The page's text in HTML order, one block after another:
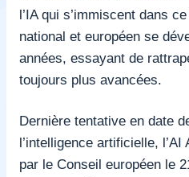
l’IA qui s’immiscent dans
national et européen se
années, essayant de
toujours plus avancées.
Dernière tentative en date
l’intelligence artificielle,
par le Conseil européen le